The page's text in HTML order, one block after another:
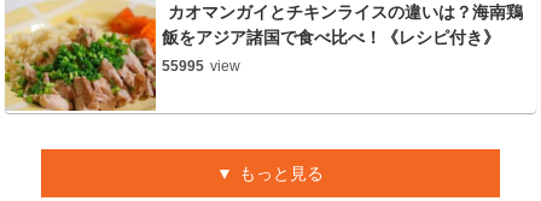
カオマンガイとチキンライスの違いは？海南鶏
飯をアジア諸国で食べ比べ！《レシピ付き》
55995 view
もっと見る